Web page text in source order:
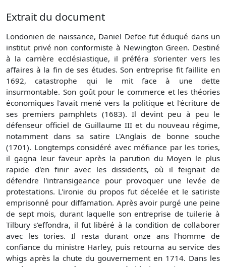
Extrait du document
Londonien de naissance, Daniel Defoe fut éduqué dans un
institut privé non conformiste à Newington Green. Destiné
à la carrière ecclésiastique, il préféra s'orienter vers les
affaires à la fin de ses études. Son entreprise fit faillite en
1692, catastrophe qui le mit face à une dette
insurmontable. Son goût pour le commerce et les théories
économiques l'avait mené vers la politique et l'écriture de
ses premiers pamphlets (1683). Il devint peu à peu le
défenseur officiel de Guillaume III et du nouveau régime,
notamment dans sa satire L'Anglais de bonne souche
(1701). Longtemps considéré avec méfiance par les tories,
il gagna leur faveur après la parution du Moyen le plus
rapide d'en finir avec les dissidents, où il feignait de
défendre l'intransigeance pour provoquer une levée de
protestations. L'ironie du propos fut décelée et le satiriste
emprisonné pour diffamation. Après avoir purgé une peine
de sept mois, durant laquelle son entreprise de tuilerie à
Tilbury s'effondra, il fut libéré à la condition de collaborer
avec les tories. Il resta durant onze ans l'homme de
confiance du ministre Harley, puis retourna au service des
whigs après la chute du gouvernement en 1714. Dans les